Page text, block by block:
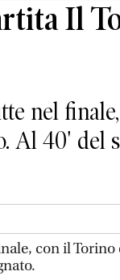
Il
nel
Al 40' del
con il Torino